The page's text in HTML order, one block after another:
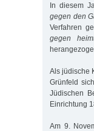
In diesem
gegen den
Verfahren
gegen
Als jüdische
Grünfeld
Jüdischen
Einrichtung
Am 9.